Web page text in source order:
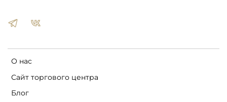
О нас
Сайт торгового центра
Блог